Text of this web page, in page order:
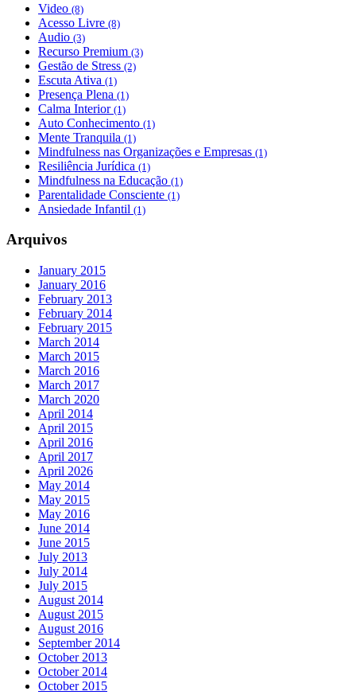
Video (8)
Acesso Livre (8)
Audio (3)
Recurso Premium (3)
Gestão de Stress (2)
Escuta Ativa (1)
Presença Plena (1)
Calma Interior (1)
Auto Conhecimento (1)
Mente Tranquila (1)
Mindfulness nas Organizações e Empresas (1)
Resiliência Jurídica (1)
Mindfulness na Educação (1)
Parentalidade Consciente (1)
Ansiedade Infantil (1)
Arquivos
January 2015
January 2016
February 2013
February 2014
February 2015
March 2014
March 2015
March 2016
March 2017
March 2020
April 2014
April 2015
April 2016
April 2017
April 2026
May 2014
May 2015
May 2016
June 2014
June 2015
July 2013
July 2014
July 2015
August 2014
August 2015
August 2016
September 2014
October 2013
October 2014
October 2015